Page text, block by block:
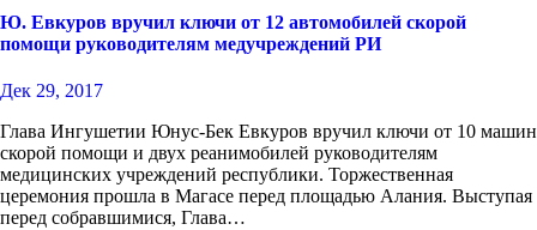
Ю. Евкуров вручил ключи от 12 автомобилей скорой
помощи руководителям медучреждений РИ
Дек 29, 2017
Глава Ингушетии Юнус-Бек Евкуров вручил ключи от 10 машин
скорой помощи и двух реанимобилей руководителям
медицинских учреждений республики. Торжественная
церемония прошла в Магасе перед площадью Алания. Выступая
перед собравшимися, Глава…